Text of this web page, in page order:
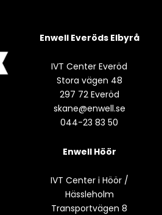
Enwell Everöds Elbyrå
IVT Center Everöd
Stora vägen 48
297 72 Everöd
skane@enwell.se
044-23 83 50
Enwell Höör
IVT Center i Höör /
Hässleholm
Transportvägen 8